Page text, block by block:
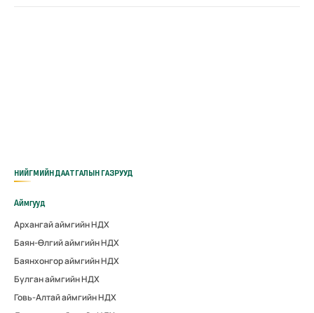
НИЙГМИЙН ДААТГАЛЫН ГАЗРУУД
Аймгууд
Архангай аймгийн НДХ
Баян-Өлгий аймгийн НДХ
Баянхонгор аймгийн НДХ
Булган аймгийн НДХ
Говь-Алтай аймгийн НДХ